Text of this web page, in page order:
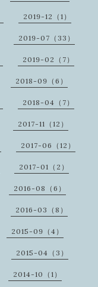
2019-12（1）
2019-07（33）
2019-02（7）
2018-09（6）
2018-04（7）
2017-11（12）
2017-06（12）
2017-01（2）
2016-08（6）
2016-03（8）
2015-09（4）
2015-04（3）
2014-10（1）